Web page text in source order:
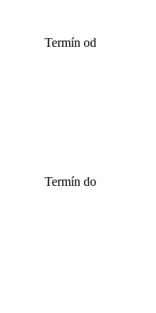
Termín od
Termín do